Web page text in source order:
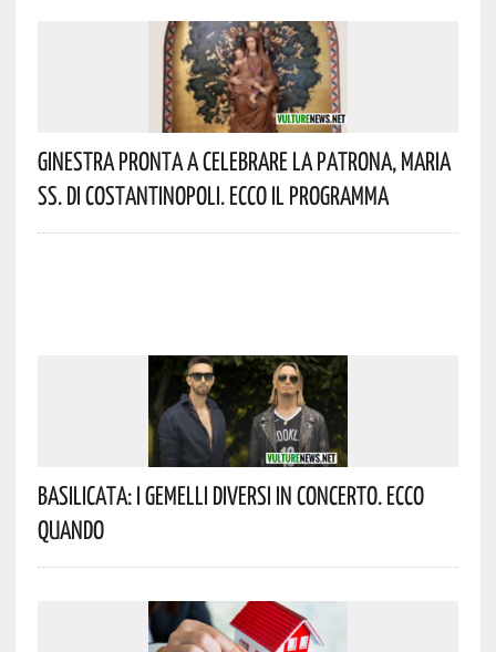
Ginestra Pronta A Celebrare La Patrona, Maria
SS. Di Costantinopoli. Ecco Il Programma
Basilicata: I Gemelli DiVersi In Concerto. Ecco
Quando